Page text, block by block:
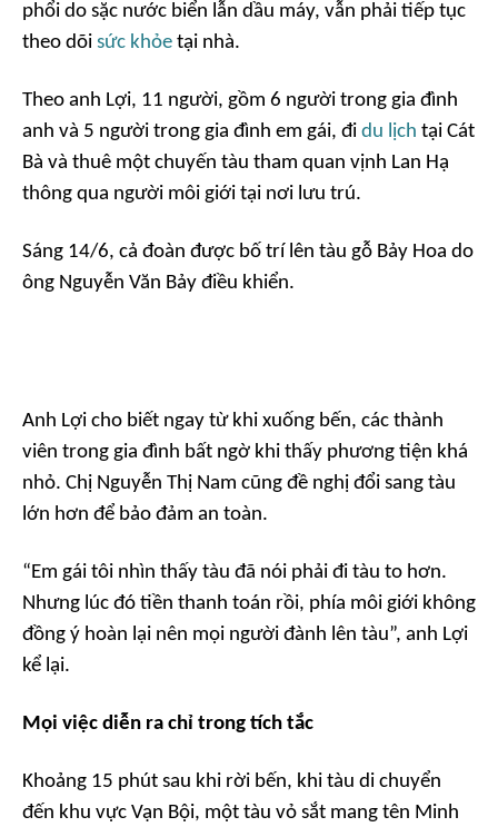
phổi do sặc nước biển lẫn dầu máy, vẫn phải tiếp tục
theo dõi sức khỏe tại nhà.
Theo anh Lợi, 11 người, gồm 6 người trong gia đình
anh và 5 người trong gia đình em gái, đi du lịch tại Cát
Bà và thuê một chuyến tàu tham quan vịnh Lan Hạ
thông qua người môi giới tại nơi lưu trú.
Sáng 14/6, cả đoàn được bố trí lên tàu gỗ Bảy Hoa do
ông Nguyễn Văn Bảy điều khiển.
Anh Lợi cho biết ngay từ khi xuống bến, các thành
viên trong gia đình bất ngờ khi thấy phương tiện khá
nhỏ. Chị Nguyễn Thị Nam cũng đề nghị đổi sang tàu
lớn hơn để bảo đảm an toàn.
“Em gái tôi nhìn thấy tàu đã nói phải đi tàu to hơn.
Nhưng lúc đó tiền thanh toán rồi, phía môi giới không
đồng ý hoàn lại nên mọi người đành lên tàu”, anh Lợi
kể lại.
Mọi việc diễn ra chỉ trong tích tắc
Khoảng 15 phút sau khi rời bến, khi tàu di chuyển
đến khu vực Vạn Bội, một tàu vỏ sắt mang tên Minh